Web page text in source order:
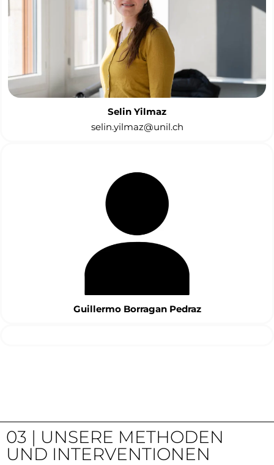
Selin Yilmaz
selin.yilmaz@unil.ch
Guillermo Borragan Pedraz
03 | UNSERE METHODEN
UND INTERVENTIONEN